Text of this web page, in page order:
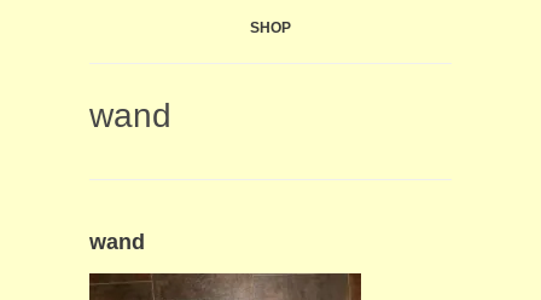
SHOP
wand
wand